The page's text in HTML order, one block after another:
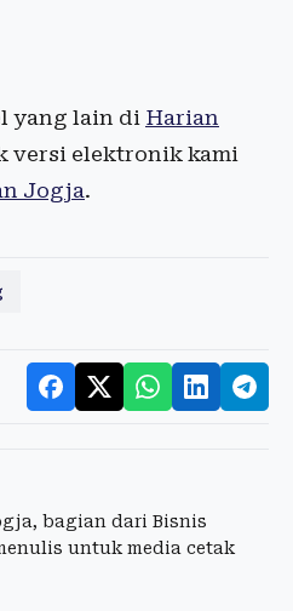
yang lain di Harian
versi elektronik kami
Jogja.
bagian dari Bisnis
untuk media cetak